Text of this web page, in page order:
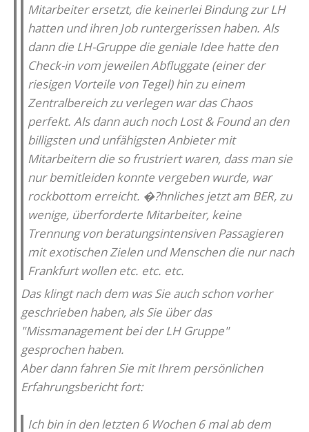
Mitarbeiter ersetzt, die keinerlei Bindung zur LH
hatten und ihren Job runtergerissen haben. Als
dann die LH-Gruppe die geniale Idee hatte den
Check-in vom jeweilen Abfluggate (einer der
riesigen Vorteile von Tegel) hin zu einem
Zentralbereich zu verlegen war das Chaos
perfekt. Als dann auch noch Lost & Found an den
billigsten und unfähigsten Anbieter mit
Mitarbeitern die so frustriert waren, dass man sie
nur bemitleiden konnte vergeben wurde, war
rockbottom erreicht. �?hnliches jetzt am BER, zu
wenige, überforderte Mitarbeiter, keine
Trennung von beratungsintensiven Passagieren
mit exotischen Zielen und Menschen die nur nach
Frankfurt wollen etc. etc. etc.
Das klingt nach dem was Sie auch schon vorher
geschrieben haben, als Sie über das
"Missmanagement bei der LH Gruppe"
gesprochen haben.
Aber dann fahren Sie mit Ihrem persönlichen
Erfahrungsbericht fort:
Ich bin in den letzten 6 Wochen 6 mal ab dem